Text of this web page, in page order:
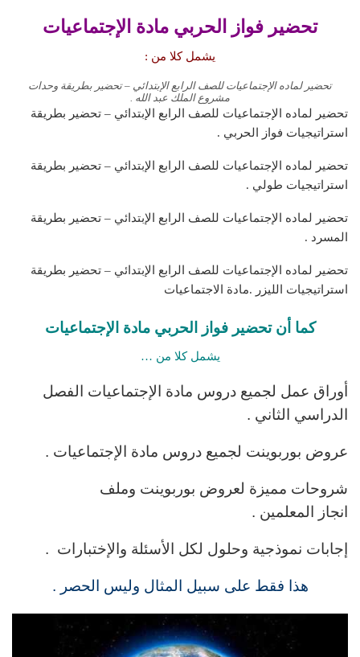
تحضير فواز الحربي مادة الإجتماعيات
يشمل كلا من :
تحضير لماده الإجتماعيات للصف الرابع الإبتدائي – تحضير بطريقة وحدات
مشروع الملك عبد الله .
تحضير لماده الإجتماعيات للصف الرابع الإبتدائي – تحضير بطريقة
استراتيجيات فواز الحربي .
تحضير لماده الإجتماعيات للصف الرابع الإبتدائي – تحضير بطريقة
استراتيجيات طولي .
تحضير لماده الإجتماعيات للصف الرابع الإبتدائي – تحضير بطريقة
المسرد .
تحضير لماده الإجتماعيات للصف الرابع الإبتدائي – تحضير بطريقة
استراتيجيات الليزر .مادة الاجتماعيات
كما أن تحضير فواز الحربي مادة الإجتماعيات
يشمل كلا من …
أوراق عمل لجميع دروس مادة الإجتماعيات الفصل
الدراسي الثاني .
عروض بوربوينت لجميع دروس مادة الإجتماعيات .
شروحات مميزة لعروض بوربوينت وملف
انجاز المعلمين .
إجابات نموذجية وحلول لكل الأسئلة والإختبارات .
هذا فقط على سبيل المثال وليس الحصر .